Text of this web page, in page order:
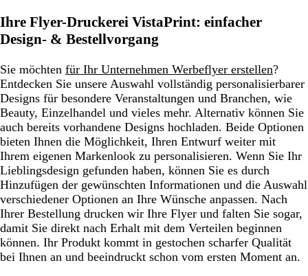
Ihre Flyer-Druckerei VistaPrint: einfacher
Design- & Bestellvorgang
Sie möchten für Ihr Unternehmen Werbeflyer erstellen?
Entdecken Sie unsere Auswahl vollständig personalisierbarer
Designs für besondere Veranstaltungen und Branchen, wie
Beauty, Einzelhandel und vieles mehr. Alternativ können Sie
auch bereits vorhandene Designs hochladen. Beide Optionen
bieten Ihnen die Möglichkeit, Ihren Entwurf weiter mit
Ihrem eigenen Markenlook zu personalisieren. Wenn Sie Ihr
Lieblingsdesign gefunden haben, können Sie es durch
Hinzufügen der gewünschten Informationen und die Auswahl
verschiedener Optionen an Ihre Wünsche anpassen. Nach
Ihrer Bestellung drucken wir Ihre Flyer und falten Sie sogar,
damit Sie direkt nach Erhalt mit dem Verteilen beginnen
können. Ihr Produkt kommt in gestochen scharfer Qualität
bei Ihnen an und beeindruckt schon vom ersten Moment an.